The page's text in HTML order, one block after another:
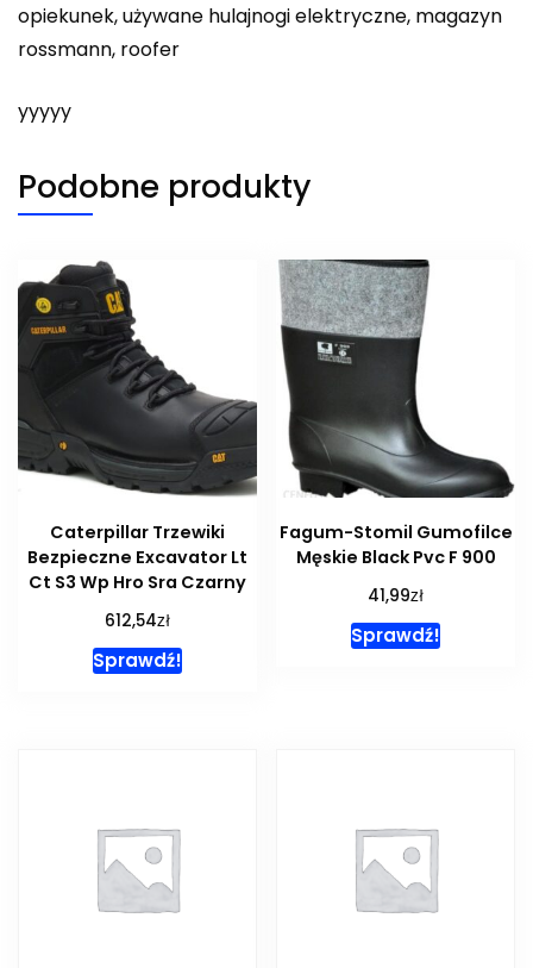
opiekunek, używane hulajnogi elektryczne, magazyn
rossmann, roofer
yyyyy
Podobne produkty
Caterpillar Trzewiki
Bezpieczne Excavator Lt
Ct S3 Wp Hro Sra Czarny
612,54zł
Sprawdź!
Fagum-Stomil Gumofilce
Męskie Black Pvc F 900
41,99zł
Sprawdź!